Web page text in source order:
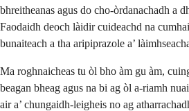
bhreitheanas agus do cho-òrdanachadh a
Faodaidh deoch làidir cuideachd na
bunaiteach a tha aripiprazole a’
Ma roghnaicheas tu òl bho àm gu àm,
beagan bheag agus na bi ag òl a-riamh
air a’ chungaidh-leigheis no ag